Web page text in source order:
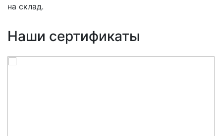
на склад.
Наши сертификаты